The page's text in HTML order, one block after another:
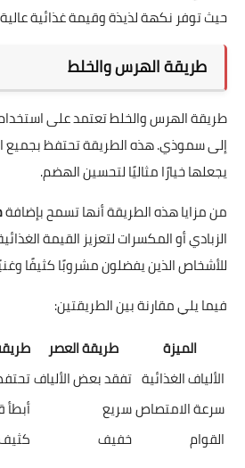
حيث توفر نكهة لذيذة وقيمة غذائية
طريقة الهرس والخلط
طريقة الهرس والخلط تعتمد على
إلى سموذي. هذه الطريقة تحتفظ بجميع
يجعلها خيارًا مثاليًا لتحسين الهضم.
من مزايا هذه الطريقة أنها تسمح بإضافة
الزبادي أو المكسرات لتعزيز القيمة
للأشخاص الذين يفضلون مشروبًا كثيفًا
فيما يلي مقارنة بين الطريقتين:
الميزة
طريقة العصر
الألياف الغذائية تفقد بعض الألياف
سرعة الامتصاصسريع
أبطأ
القوام
خفيف